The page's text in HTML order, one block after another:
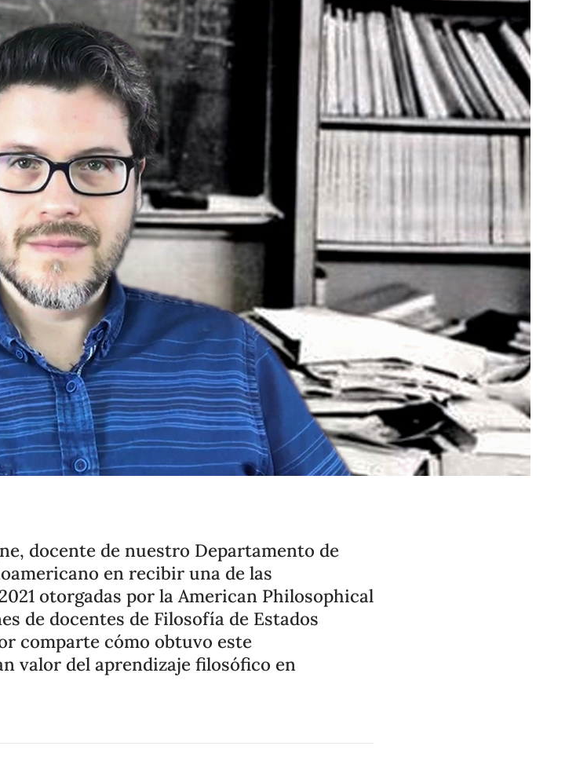
docente de nuestro Departamento de
en recibir una de las
otorgadas por la American Philosophical
de docentes de Filosofía de Estados
comparte cómo obtuvo este
valor del aprendizaje filosófico en